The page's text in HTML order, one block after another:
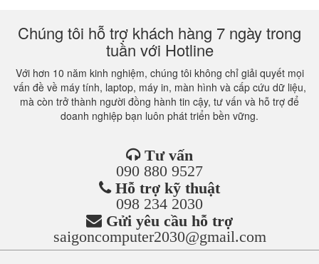
Chúng tôi hỗ trợ khách hàng 7 ngày trong
tuần với Hotline
Với hơn 10 năm kinh nghiệm, chúng tôi không chỉ giải quyết mọi
vấn đề về máy tính, laptop, máy in, màn hình và cấp cứu dữ liệu,
mà còn trở thành người đồng hành tin cậy, tư vấn và hỗ trợ để
doanh nghiệp bạn luôn phát triển bền vững.
Tư vấn
090 880 9527
Hỗ trợ kỹ thuật
098 234 2030
Gửi yêu cầu hỗ trợ
saigoncomputer2030@gmail.com